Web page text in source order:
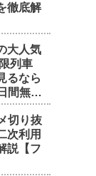
徹底解
大人気
列車
るなら
間無料
徹底解
切り抜
次利用
説【フ